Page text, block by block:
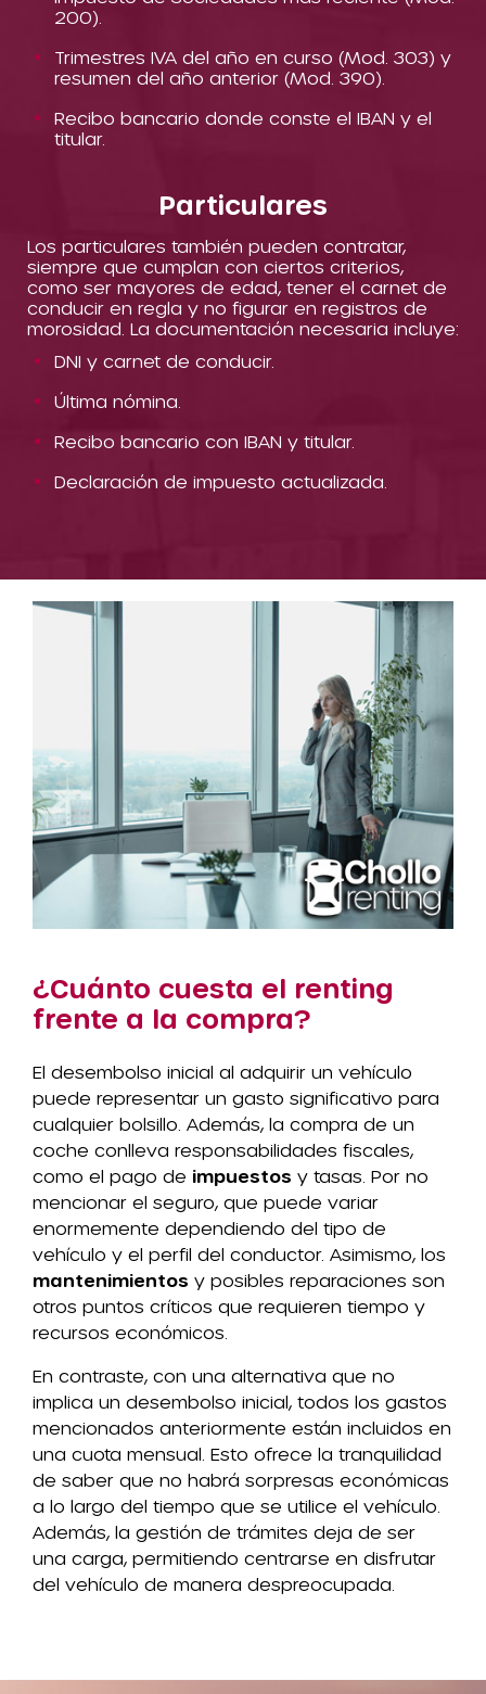
200).
Trimestres IVA del año en curso (Mod. 303) y
resumen del año anterior (Mod. 390).
Recibo bancario donde conste el IBAN y el
titular.
Particulares
Los particulares también pueden contratar,
siempre que cumplan con ciertos criterios,
como ser mayores de edad, tener el carnet de
conducir en regla y no figurar en registros de
morosidad. La documentación necesaria incluye:
DNI y carnet de conducir.
Última nómina.
Recibo bancario con IBAN y titular.
Declaración de impuesto actualizada.
¿Cuánto cuesta el renting
frente a la compra?
El desembolso inicial al adquirir un vehículo
puede representar un gasto significativo para
cualquier bolsillo. Además, la compra de un
coche conlleva responsabilidades fiscales,
como el pago de impuestos y tasas. Por no
mencionar el seguro, que puede variar
enormemente dependiendo del tipo de
vehículo y el perfil del conductor. Asimismo, los
mantenimientos y posibles reparaciones son
otros puntos críticos que requieren tiempo y
recursos económicos.
En contraste, con una alternativa que no
implica un desembolso inicial, todos los gastos
mencionados anteriormente están incluidos en
una cuota mensual. Esto ofrece la tranquilidad
de saber que no habrá sorpresas económicas
a lo largo del tiempo que se utilice el vehículo.
Además, la gestión de trámites deja de ser
una carga, permitiendo centrarse en disfrutar
del vehículo de manera despreocupada.